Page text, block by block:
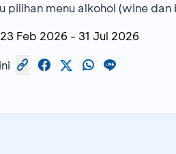
pilihan menu alkohol (wine dan
23 Feb 2026 - 31 Jul 2026